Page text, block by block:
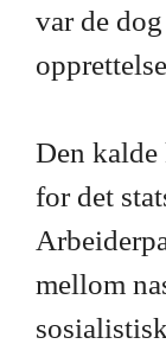
var de
Den kalde
for det
mellom